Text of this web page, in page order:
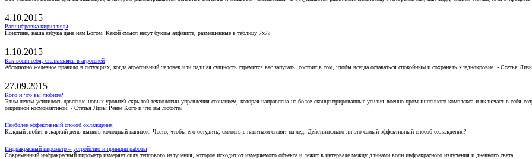
4.10.2015
Расшифровка кириллицы
Поистине, наша азбука дана нам Богом. Какой смысл несут буквы алфавита, размещенные в таблицу 7х7?
1.10.2015
Как вести себя, сталкиваясь в агрессией
Абсолютно железное правило в ситуациях, когда агрессивный человек или падшая сущность стремится вас запугать, состоит в том, чтобы всегда оставаться спокойным и сохранять хладнокровие. - Статья
27.09.2015
Кого и что вы любите?
Этим летом усилилось давление новых уровней скрытой технологии управления сознанием, которая направлена на более сконцентрированные усилия военно-промышленного комплекса и включает в себя
секретной космонавтикой. - Статья Лизы Ренее Кого и что вы любите?
Наиболее эффективный способ охлаждения
Каждый любит в жаркий день выпить холодный напиток. Часто, чтобы его остудить, емкость с напитком ставят на лед. Действительно ли это самый эффективный способ охлаждения?
Инфракрасный пирометр – устройство и принцип работы
Современный инфракрасный пирометр измеряет силу теплового излучения, которое исходит от измеряемого объекта и лежит в интервале между длинами волн инфракрасного излучения и дневного света.